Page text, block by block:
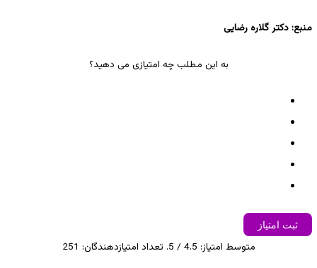
منبع: دکتر گلاره رضایی
به این مطلب چه امتیازی می دهید؟
ثبت امتیاز
متوسط امتیاز: 4.5 / 5. تعداد امتیازدهندگان: 251